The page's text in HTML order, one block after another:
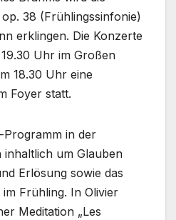
38 (Frühlingssinfonie)
erklingen. Die Konzerte
Uhr im Großen
18.30 Uhr eine
Foyer statt.
in der
um Glauben
Erlösung sowie das
Frühling. In Olivier
Meditation „Les